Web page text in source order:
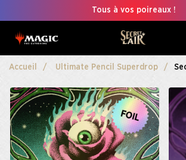
Tous à vos poireaux !
Accueil Ultimate Pencil Superdrop Secret